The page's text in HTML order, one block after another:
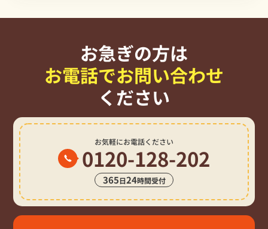
お急ぎの方は
お電話でお問い合わせ
ください
お気軽にお電話ください
0120-128-202
365日24時間受付